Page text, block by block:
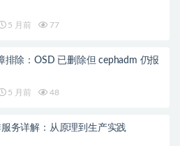
5 月前 77
排除：OSD 已删除但 cephadm 仍报
5 月前 48
务详解：从原理到生产实践